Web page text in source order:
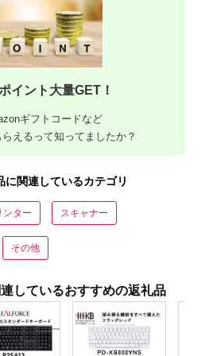
イント大量GET！
ギフトコードなど
えるって知ってましたか？
関連しているカテゴリ
ンター スキャナー
その他
しているおすすめの返礼品